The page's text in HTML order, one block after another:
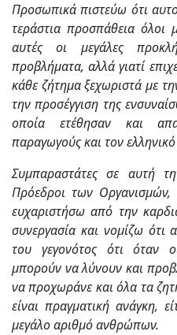
Προσωπικά πιστεύω ότι
τεράστια προσπάθεια όλοι
αυτές οι μεγάλες
προβλήματα, αλλά γιατί
κάθε ζήτημα ξεχωριστά με
την προσέγγιση της
οποία ετέθησαν και
παραγωγούς και τον
Συμπαραστάτες σε αυτή
Πρόεδροι των
ευχαριστήσω από την
συνεργασία και νομίζω ότι
του γεγονότος ότι όταν
μπορούν να λύνουν και
να προχωράνε και όλα τα
είναι πραγματική ανάγκη,
μεγάλο αριθμό ανθρώπων.